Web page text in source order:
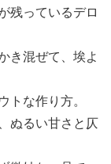
残っているデロ
き混ぜて、埃よ
トな作り方。
ぬるい甘さと仄